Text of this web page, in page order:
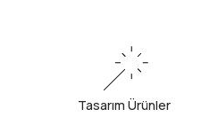
Tasarım Ürünler